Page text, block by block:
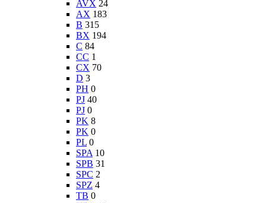
AVX 24
AX 183
B 315
BX 194
C 84
CC 1
CX 70
D 3
PH 0
PJ 40
PJ 0
PK 8
PK 0
PL 0
SPA 10
SPB 31
SPC 2
SPZ 4
TB 0